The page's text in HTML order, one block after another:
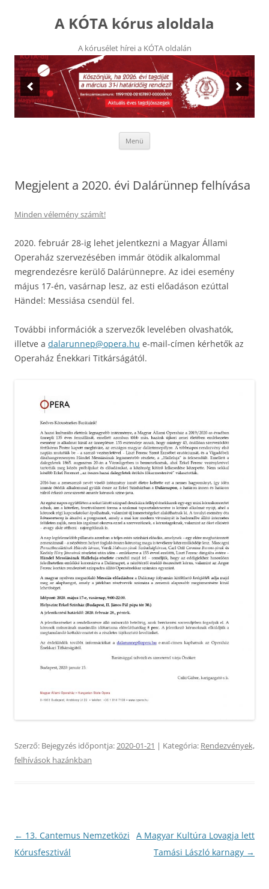
tartalombaA KÓTA kórus aloldala
A kórusélet hírei a KÓTA oldalán
Menü
Megjelent a 2020. évi Dalárünnep felhívása
Minden vélemény számít!
2020. február 28-ig lehet jelentkezni a Magyar Állami
Operaház szervezésében immár ötödik alkalommal
megrendezésre kerülő Dalárünnepre. Az idei esemény
május 17-én, vasárnap lesz, az esti előadáson ezúttal
Händel: Messiása csendül fel.
További információk a szervezők levelében olvashatók,
illetve a dalarunnep@opera.hu e-mail-címen kérhetők az
Operaház Énekkari Titkárságától.
Szerző: Bejegyzés időpontja: 2020-01-21 | Kategória: Rendezvények,
felhívások hazánkban
Bejegyzés
navigáció
← 13. Cantemus Nemzetközi
Kórusfesztivál
A Magyar Kultúra Lovagja lett
Tamási László karnagy →